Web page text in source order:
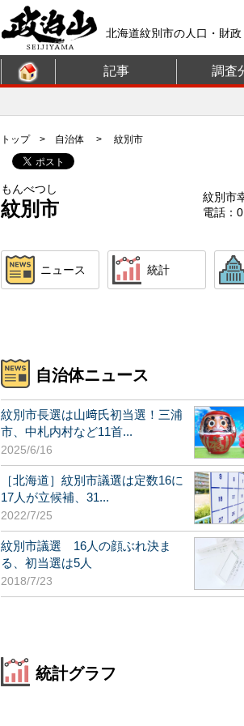
北海道紋別市の人口・財
記事 調査
トップ> 自治体 > 紋別市
もんべつし
紋別市
紋別市
電話：
ニュース 統計
自治体ニュース
紋別市長選は山﨑氏初当選！三浦
市、中札内村など11首...
2025/6/16
［北海道］紋別市議選は定数16に
17人が立候補、31...
2022/7/25
紋別市議選 16人の顔ぶれ決ま
る、初当選は5人
2018/7/23
統計グラフ